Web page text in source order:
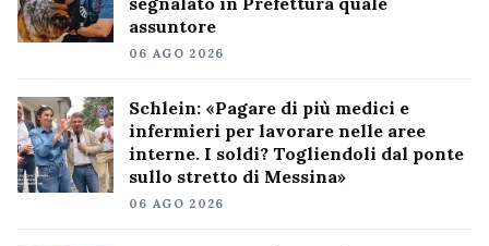
assuntore
06 AGO 2026
Schlein: «Pagare di più medici e
infermieri per lavorare nelle aree
interne. I soldi? Togliendoli dal ponte
sullo stretto di Messina»
06 AGO 2026